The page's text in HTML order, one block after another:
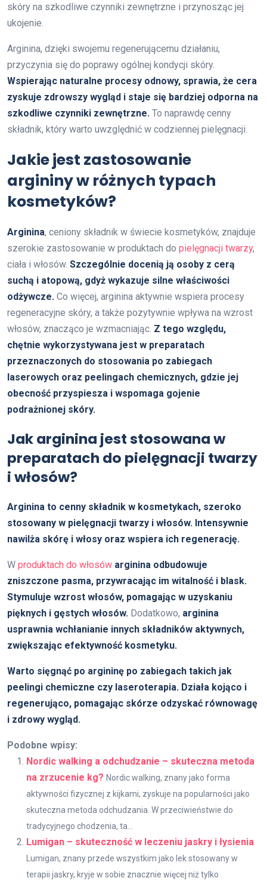
skóry na szkodliwe czynniki zewnętrzne i przynosząc jej
ukojenie.
Arginina, dzięki swojemu regenerującemu działaniu,
przyczynia się do poprawy ogólnej kondycji skóry.
Wspierając naturalne procesy odnowy, sprawia, że cera
zyskuje zdrowszy wygląd i staje się bardziej odporna na
szkodliwe czynniki zewnętrzne. To naprawdę cenny
składnik, który warto uwzględnić w codziennej pielęgnacji.
Jakie jest zastosowanie
argininy w różnych typach
kosmetyków?
Arginina, ceniony składnik w świecie kosmetyków, znajduje
szerokie zastosowanie w produktach do pielęgnacji twarzy,
ciała i włosów. Szczególnie docenią ją osoby z cerą
suchą i atopową, gdyż wykazuje silne właściwości
odżywcze. Co więcej, arginina aktywnie wspiera procesy
regeneracyjne skóry, a także pozytywnie wpływa na wzrost
włosów, znacząco je wzmacniając. Z tego względu,
chętnie wykorzystywana jest w preparatach
przeznaczonych do stosowania po zabiegach
laserowych oraz peelingach chemicznych, gdzie jej
obecność przyspiesza i wspomaga gojenie
podrażnionej skóry.
Jak arginina jest stosowana w
preparatach do pielęgnacji twarzy
i włosów?
Arginina to cenny składnik w kosmetykach, szeroko
stosowany w pielęgnacji twarzy i włosów. Intensywnie
nawilża skórę i włosy oraz wspiera ich regenerację.
W produktach do włosów arginina odbudowuje
zniszczone pasma, przywracając im witalność i blask.
Stymuluje wzrost włosów, pomagając w uzyskaniu
pięknych i gęstych włosów. Dodatkowo, arginina
usprawnia wchłanianie innych składników aktywnych,
zwiększając efektywność kosmetyku.
Warto sięgnąć po argininę po zabiegach takich jak
peelingi chemiczne czy laseroterapia. Działa kojąco i
regenerująco, pomagając skórze odzyskać równowagę
i zdrowy wygląd.
Podobne wpisy:
Nordic walking a odchudzanie – skuteczna metoda
na zrzucenie kg? Nordic walking, znany jako forma
aktywności fizycznej z kijkami, zyskuje na popularności jako
skuteczna metoda odchudzania. W przeciwieństwie do
tradycyjnego chodzenia, ta...
Lumigan – skuteczność w leczeniu jaskry i łysienia
Lumigan, znany przede wszystkim jako lek stosowany w
terapii jaskry, kryje w sobie znacznie więcej niż tylko